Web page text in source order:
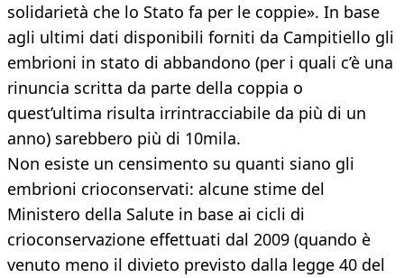
solidarietà che lo Stato fa per le coppie». In base
agli ultimi dati disponibili forniti da Campitiello gli
embrioni in stato di abbandono (per i quali c’è una
rinuncia scritta da parte della coppia o
quest’ultima risulta irrintracciabile da più di un
anno) sarebbero più di 10mila.
Non esiste un censimento su quanti siano gli
embrioni crioconservati: alcune stime del
Ministero della Salute in base ai cicli di
crioconservazione effettuati dal 2009 (quando è
venuto meno il divieto previsto dalla legge 40 del